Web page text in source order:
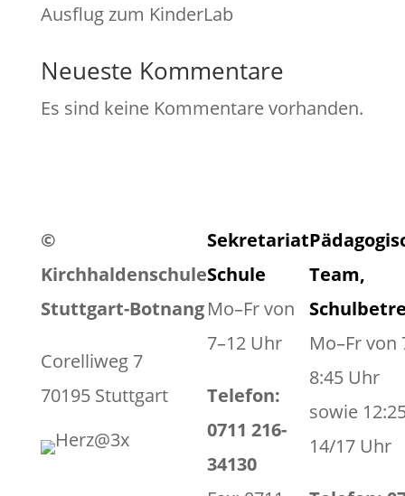
Ausflug zum KinderLab
Neueste Kommentare
Es sind keine Kommentare vorhanden.
©
Kirchhaldenschule
Stuttgart-Botnang
Corelliweg 7
70195 Stuttgart
Sekretariat
Schule
Mo–Fr von
7–12 Uhr
Telefon:
0711 216-
34130
Team,
Mo–Fr von
8:45 Uhr
sowie
14/17 Uhr